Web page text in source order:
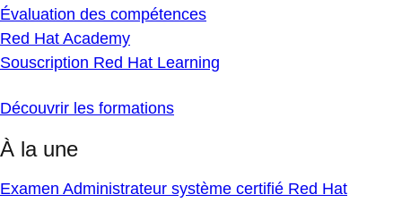
Évaluation des compétences
Red Hat Academy
Souscription Red Hat Learning
Découvrir les formations
À la une
Examen Administrateur système certifié Red Hat